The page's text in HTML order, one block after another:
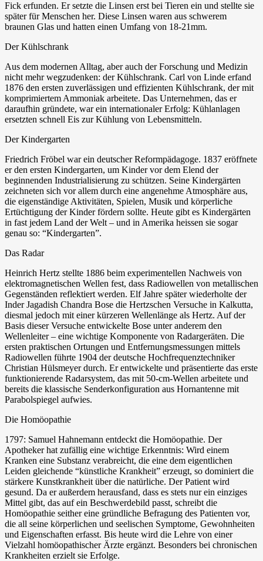
Fick erfunden. Er setzte die Linsen erst bei Tieren ein und stellte sie
später für Menschen her. Diese Linsen waren aus schwerem
braunen Glas und hatten einen Umfang von 18-21mm.
Der Kühlschrank
Aus dem modernen Alltag, aber auch der Forschung und Medizin
nicht mehr wegzudenken: der Kühlschrank. Carl von Linde erfand
1876 den ersten zuverlässigen und effizienten Kühlschrank, der mit
komprimiertem Ammoniak arbeitete. Das Unternehmen, das er
daraufhin gründete, war ein internationaler Erfolg: Kühlanlagen
ersetzten schnell Eis zur Kühlung von Lebensmitteln.
Der Kindergarten
Friedrich Fröbel war ein deutscher Reformpädagoge. 1837 eröffnete
er den ersten Kindergarten, um Kinder vor dem Elend der
beginnenden Industrialisierung zu schützen. Seine Kindergärten
zeichneten sich vor allem durch eine angenehme Atmosphäre aus,
die eigenständige Aktivitäten, Spielen, Musik und körperliche
Ertüchtigung der Kinder fördern sollte. Heute gibt es Kindergärten
in fast jedem Land der Welt – und in Amerika heissen sie sogar
genau so: “Kindergarten”.
Das Radar
Heinrich Hertz stellte 1886 beim experimentellen Nachweis von
elektromagnetischen Wellen fest, dass Radiowellen von metallischen
Gegenständen reflektiert werden. Elf Jahre später wiederholte der
Inder Jagadish Chandra Bose die Hertzschen Versuche in Kalkutta,
diesmal jedoch mit einer kürzeren Wellenlänge als Hertz. Auf der
Basis dieser Versuche entwickelte Bose unter anderem den
Wellenleiter – eine wichtige Komponente von Radargeräten. Die
ersten praktischen Ortungen und Entfernungsmessungen mittels
Radiowellen führte 1904 der deutsche Hochfrequenztechniker
Christian Hülsmeyer durch. Er entwickelte und präsentierte das erste
funktionierende Radarsystem, das mit 50-cm-Wellen arbeitete und
bereits die klassische Senderkonfiguration aus Hornantenne mit
Parabolspiegel aufwies.
Die Homöopathie
1797: Samuel Hahnemann entdeckt die Homöopathie. Der
Apotheker hat zufällig eine wichtige Erkenntnis: Wird einem
Kranken eine Substanz verabreicht, die eine dem eigentlichen
Leiden gleichende “künstliche Krankheit” erzeugt, so dominiert die
stärkere Kunstkrankheit über die natürliche. Der Patient wird
gesund. Da er außerdem herausfand, dass es stets nur ein einziges
Mittel gibt, das auf ein Beschwerdebild passt, schreibt die
Homöopathie seither eine gründliche Befragung des Patienten vor,
die all seine körperlichen und seelischen Symptome, Gewohnheiten
und Eigenschaften erfasst. Bis heute wird die Lehre von einer
Vielzahl homöopathischer Ärzte ergänzt. Besonders bei chronischen
Krankheiten erzielt sie Erfolge.